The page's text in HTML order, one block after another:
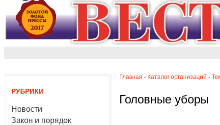
РУБРИКИ
Новости
Закон и порядок
Главная - Каталог организаций -
Головные уборы